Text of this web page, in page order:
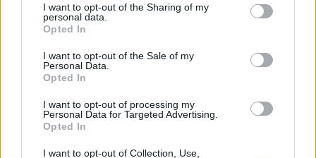
I want to opt-out of the Sharing of my
personal data.
Opted In
I want to opt-out of the Sale of my
Personal Data.
Opted In
I want to opt-out of processing my
Personal Data for Targeted Advertising.
Opted In
I want to opt-out of Collection, Use,
Publicidad